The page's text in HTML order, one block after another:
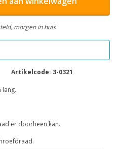
morgen in huis
Artikelcode: 3-0321
lang.
er doorheen kan.